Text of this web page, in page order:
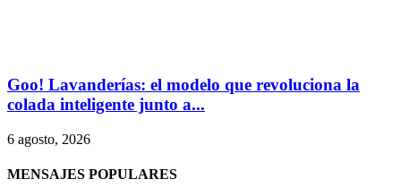
Goo! Lavanderías: el modelo que revoluciona la
colada inteligente junto a...
6 agosto, 2026
MENSAJES POPULARES